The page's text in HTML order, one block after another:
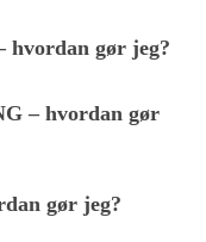
gør jeg?
– hvordan gør
gør jeg?